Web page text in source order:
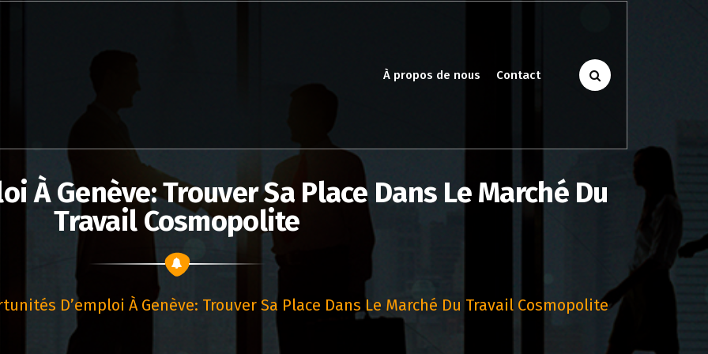
À propos de nous Contact
À Genève: Trouver Sa Place Dans Le Marché Du
Travail Cosmopolite
D’emploi À Genève: Trouver Sa Place Dans Le Marché Du Travail Cosmopolite